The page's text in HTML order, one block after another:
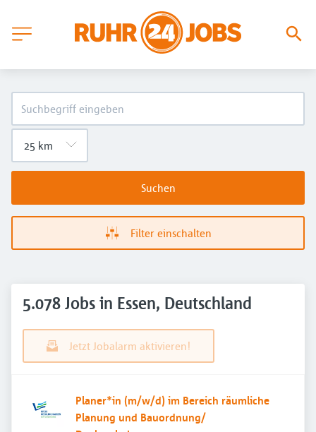
Suchen
Filter einschalten
5.078 Jobs in Essen, Deutschland
Jetzt Jobalarm aktivieren!
Planer*in (m/w/d) im Bereich räumliche
Planung und Bauordnung/